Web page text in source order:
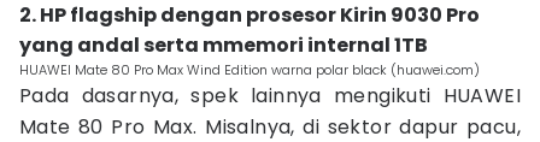
2. HP flagship dengan prosesor Kirin 9030 Pro
yang andal serta mmemori internal 1TB
HUAWEI Mate 80 Pro Max Wind Edition warna polar black (huawei.com)
Pada dasarnya, spek lainnya mengikuti HUAWEI
Mate 80 Pro Max. Misalnya, di sektor dapur pacu,